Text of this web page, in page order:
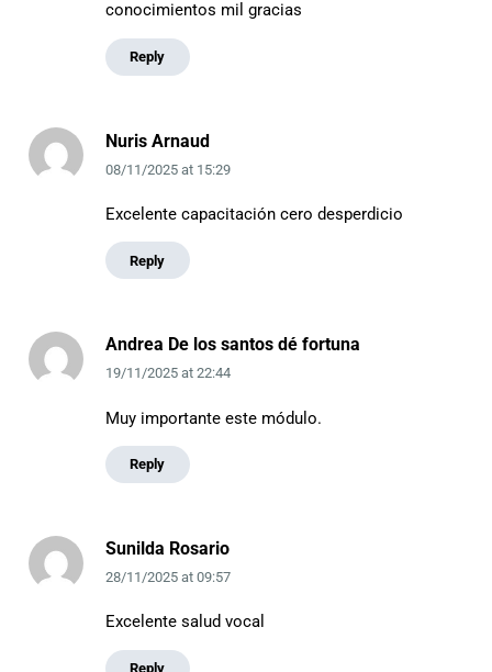
conocimientos mil gracias
Reply
Nuris Arnaud
08/11/2025at 15:29
Excelente capacitación cero desperdicio
Reply
Andrea De los santos dé fortuna
19/11/2025at 22:44
Muy importante este módulo.
Reply
Sunilda Rosario
28/11/2025at 09:57
Excelente salud vocal
Reply